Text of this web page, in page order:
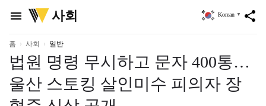
menu
위
키
리
사회 share
Korean ▼
홈 사회 일반
법원 명령 무시하고 문자 400통…
울산 스토킹 살인미수 피의자 장